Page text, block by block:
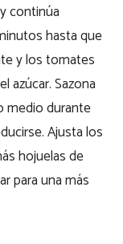
continúa
hasta que
y los tomates
azúcar. Sazona
medio durante
Ajusta los
hojuelas de
para una más